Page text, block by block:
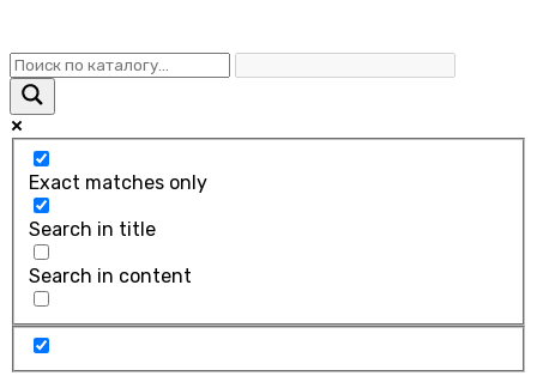
Exact matches only
Search in title
Search in content